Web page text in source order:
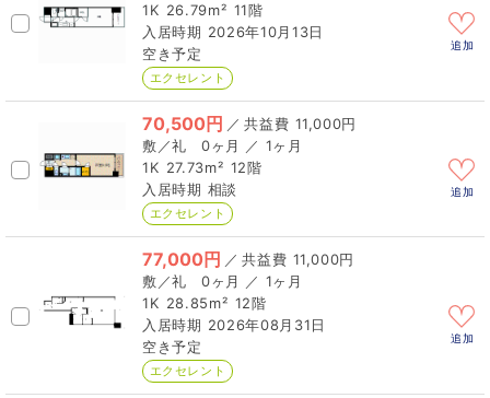
1K 26.79m² 11階
2026年10月13日
空き予定
エクセレント
追加
70,500円 ／
11,000円
0ヶ月 ／ 1ヶ月
1K 27.73m² 12階
相談
エクセレント
追加
77,000円 ／
11,000円
0ヶ月 ／ 1ヶ月
1K 28.85m² 12階
2026年08月31日
空き予定
エクセレント
追加